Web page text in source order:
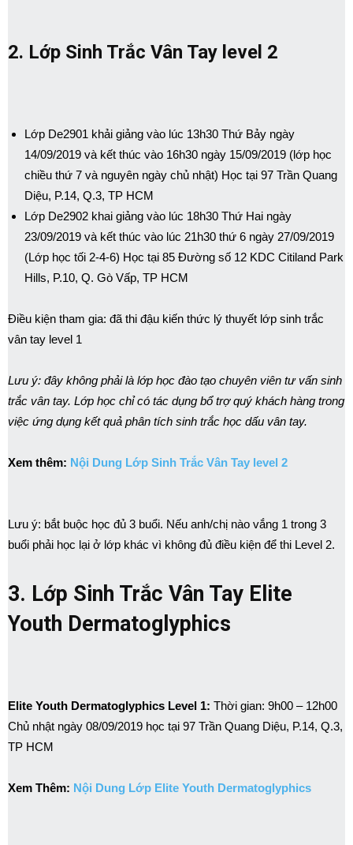
2. Lớp Sinh Trắc Vân Tay level 2
Lớp De2901 khải giảng vào lúc 13h30 Thứ Bảy ngày
14/09/2019 và kết thúc vào 16h30 ngày 15/09/2019 (lớp học
chiều thứ 7 và nguyên ngày chủ nhật) Học tại 97 Trần Quang
Diệu, P.14, Q.3, TP HCM
Lớp De2902 khai giảng vào lúc 18h30 Thứ Hai ngày
23/09/2019 và kết thúc vào lúc 21h30 thứ 6 ngày 27/09/2019
(Lớp học tối 2-4-6) Học tại 85 Đường số 12 KDC Citiland Park
Hills, P.10, Q. Gò Vấp, TP HCM
Điều kiện tham gia: đã thi đậu kiến thức lý thuyết lớp sinh trắc
vân tay level 1
Lưu ý: đây không phải là lớp học đào tạo chuyên viên tư vấn sinh
trắc vân tay. Lớp học chỉ có tác dụng bổ trợ quý khách hàng trong
việc ứng dụng kết quả phân tích sinh trắc học dấu vân tay.
Xem thêm: Nội Dung Lớp Sinh Trắc Vân Tay level 2
Lưu ý: bắt buộc học đủ 3 buổi. Nếu anh/chị nào vắng 1 trong 3
buổi phải học lại ở lớp khác vì không đủ điều kiện để thi Level 2.
3. Lớp Sinh Trắc Vân Tay Elite
Youth Dermatoglyphics
Elite Youth Dermatoglyphics Level 1: Thời gian: 9h00 – 12h00
Chủ nhật ngày 08/09/2019 học tại 97 Trần Quang Diệu, P.14, Q.3,
TP HCM
Xem Thêm: Nội Dung Lớp Elite Youth Dermatoglyphics